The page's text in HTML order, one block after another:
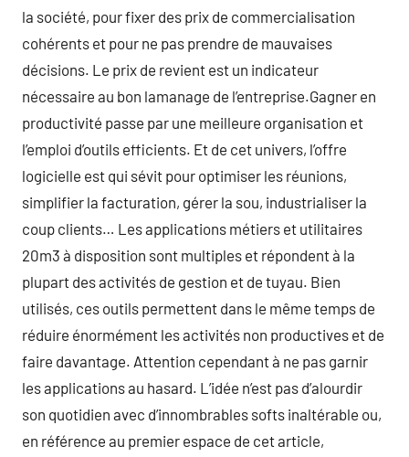
la société, pour fixer des prix de commercialisation
cohérents et pour ne pas prendre de mauvaises
décisions. Le prix de revient est un indicateur
nécessaire au bon lamanage de l’entreprise.Gagner en
productivité passe par une meilleure organisation et
l’emploi d’outils efficients. Et de cet univers, l’offre
logicielle est qui sévit pour optimiser les réunions,
simplifier la facturation, gérer la sou, industrialiser la
coup clients… Les applications métiers et utilitaires
20m3 à disposition sont multiples et répondent à la
plupart des activités de gestion et de tuyau. Bien
utilisés, ces outils permettent dans le même temps de
réduire énormément les activités non productives et de
faire davantage. Attention cependant à ne pas garnir
les applications au hasard. L’idée n’est pas d’alourdir
son quotidien avec d’innombrables softs inaltérable ou,
en référence au premier espace de cet article,